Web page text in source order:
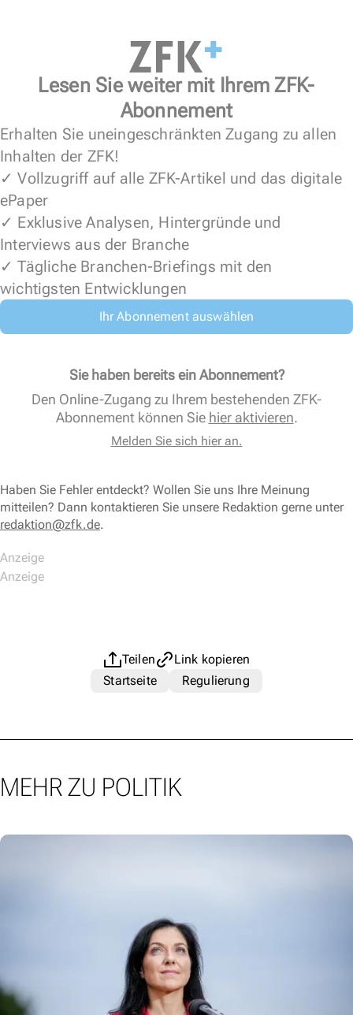
Lesen Sie weiter mit Ihrem ZFK-
Abonnement
Erhalten Sie uneingeschränkten Zugang zu allen
Inhalten der ZFK!
✓ Vollzugriff auf alle ZFK-Artikel und das digitale
ePaper
✓ Exklusive Analysen, Hintergründe und
Interviews aus der Branche
✓ Tägliche Branchen-Briefings mit den
wichtigsten Entwicklungen
Ihr Abonnement auswählen
Sie haben bereits ein Abonnement?
Den Online-Zugang zu Ihrem bestehenden ZFK-
Abonnement können Sie hier aktivieren.
Melden Sie sich hier an.
Haben Sie Fehler entdeckt? Wollen Sie uns Ihre Meinung
mitteilen? Dann kontaktieren Sie unsere Redaktion gerne unter
redaktion@zfk.de.
Teilen
Link kopieren
Startseite
Regulierung
MEHR ZU POLITIK